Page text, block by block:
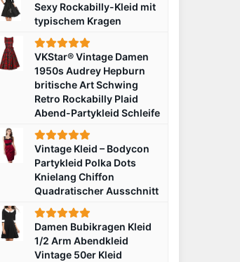
Sexy Rockabilly-Kleid mit
typischem Kragen
VKStar® Vintage Damen
1950s Audrey Hepburn
britische Art Schwing
Retro Rockabilly Plaid
Abend-Partykleid Schleife
Vintage Kleid – Bodycon
Partykleid Polka Dots
Knielang Chiffon
Quadratischer Ausschnitt
Damen Bubikragen Kleid
1/2 Arm Abendkleid
Vintage 50er Kleid